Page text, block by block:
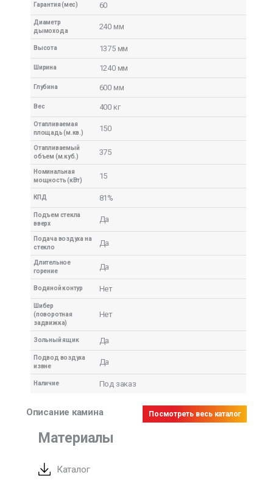
Гарантия (мес) 60
Диаметр
дымохода
240 мм
Высота 1375 мм
Ширина 1240 мм
Глубина 600 мм
Вес 400 кг
Отапливаемая
площадь (м.кв.)
150
Отапливаемый
объем (м.куб.)
375
Номинальная
мощность (кВт)
15
КПД 81%
Подъем стекла
вверх
Да
Подача воздуха на
стекло
Да
Длительное
горение
Да
Водяной контур Нет
Шибер
(поворотная
задвижка)
Нет
Зольный ящик Да
Подвод воздуха
извне
Да
Наличие Под заказ
Описание камина Посмотреть весь каталог
Материалы
Каталог